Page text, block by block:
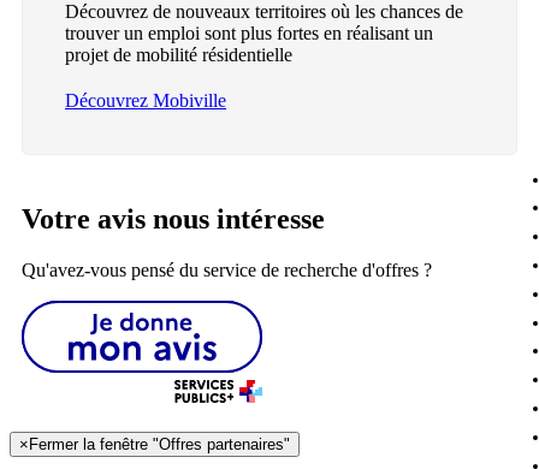
Découvrez de nouveaux territoires où les chances de
trouver un emploi sont plus fortes en réalisant un
projet de mobilité résidentielle
Découvrez Mobiville
Votre avis nous intéresse
Qu'avez-vous pensé du service de recherche d'offres ?
× Fermer la fenêtre "Offres partenaires"